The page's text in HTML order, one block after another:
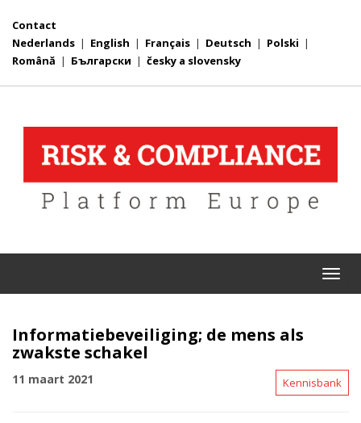
Contact
Nederlands | English | Français | Deutsch | Polski |
Română | Български | česky a slovensky
Informatiebeveiliging; de mens als
zwakste schakel
11 maart 2021 Kennisbank